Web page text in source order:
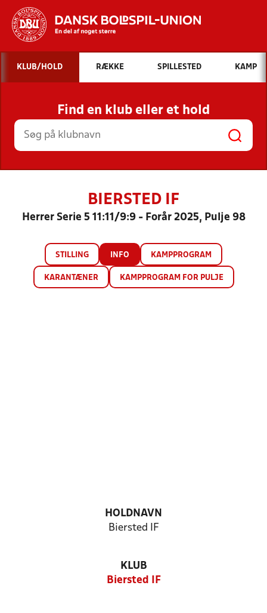
Hvad vil du søge efter?
INDHOLD OG NYHEDER
STILLINGER, RESULTATER, KLUBBER OG
HOLD
KLUB/HOLD RÆKKE SPILLESTED KAMP
Find en klub eller et hold
BIERSTED IF
Herrer Serie 5 11:11/9:9 - Forår 2025, Pulje 98
STILLING INFO KAMPPROGRAM
KARANTÆNER KAMPPROGRAM FOR PULJE
HOLDNAVN
Biersted IF
KLUB
Biersted IF